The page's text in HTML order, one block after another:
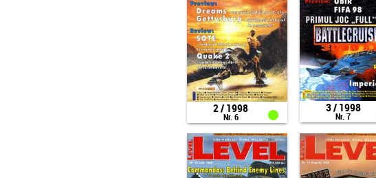
2 / 1998
Nr. 6
3 / 1998
Nr. 7